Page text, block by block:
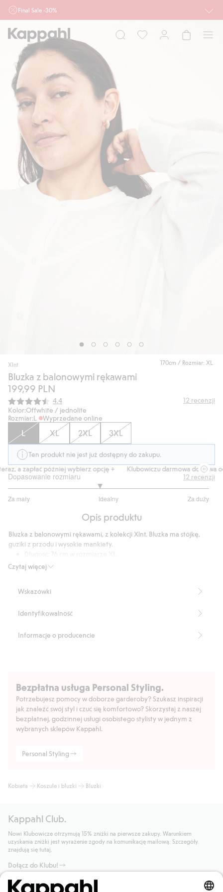
Final Sale -30%
działu outlet do 10.8 w sklepach Kappahl i Newbie oraz na kappahl.com. Ofert
nie łączymy
Kobieta Mężczyzna
Newbie
170cm / Rozmiar: XL
Xlnt
Bluzka z balonowymi rękawami
199,99 PLN
Średnia ocena:
4.4 12 recenzji
Kolor:Offwhite / jednolite
Rozmiar:L Wyprzedane online
L XL 2XL 3XL
Ten produkt nie jest już dostępny do zakupu.
a zapłać później wybierz opcję +
Klubowiczu darmowa dostawa od
Dopasowanie rozmiaru
Za mały Idealny Za duży
na
11
głosów
12 recenzji
Opis produktu
Czytaj więcej
Bluzka z balonowymi rękawami, z kolekcji Xlnt. Bluzka ma stójkę,
guziki z przodu i wysokie mankiety.
Stójka
Numer artykułu
Wskazówki
Identyfikowalność
Informacje o producencie
Bezpłatna usługa Personal Styling.
Potrzebujesz pomocy w doborze garderoby? Szukasz inspiracji
jak znaleźć swój styl i czuć się komfortowo? Skorzystaj z naszej
bezpłatnej, godzinnej usługi osobistego stylisty w jednym z
wybranych sklepów Kappahl.
Personal Styling
Kobieta Koszule i bluzki Bluzki
Kappahl Club.
Nowi Klubowicze otrzymują 15% zniżki na pierwsze zakupy. Warunkiem
uzyskania zniżki jest wyrażenie zgody na komunikację mailową. Szczegóły
znajdują się tutaj.
Dołącz do Klubu!